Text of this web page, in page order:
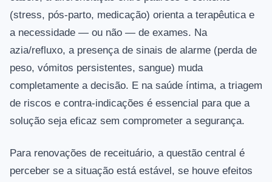
(stress, pós‑parto, medicação) orienta a terapêutica e
a necessidade — ou não — de exames. Na
azia/refluxo, a presença de sinais de alarme (perda de
peso, vómitos persistentes, sangue) muda
completamente a decisão. E na saúde íntima, a triagem
de riscos e contra‑indicações é essencial para que a
solução seja eficaz sem comprometer a segurança.
Para renovações de receituário, a questão central é
perceber se a situação está estável, se houve efeitos